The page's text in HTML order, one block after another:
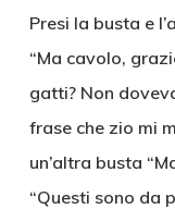
Presi la busta e
“Ma cavolo,
gatti? Non
frase che zio mi
un’altra busta
“Questi sono da